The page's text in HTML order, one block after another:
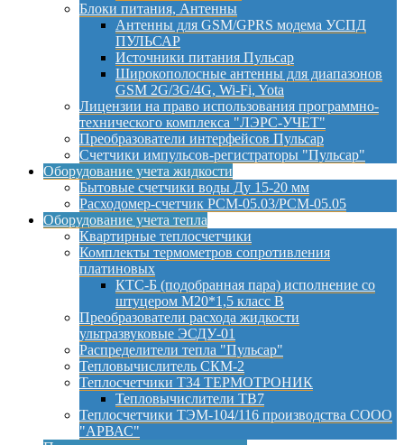
Блоки питания, Антенны
Антенны для GSM/GPRS модема УСПД
ПУЛЬСАР
Источники питания Пульсар
Широкополосные антенны для диапазонов
GSM 2G/3G/4G, Wi-Fi, Yota
Лицензии на право использования программно-
технического комплекса "ЛЭРС-УЧЕТ"
Преобразователи интерфейсов Пульсар
Счетчики импульсов-регистраторы "Пульсар"
Оборудование учета жидкости
Бытовые счетчики воды Ду 15-20 мм
Расходомер-счетчик РСМ-05.03/РСМ-05.05
Оборудование учета тепла
Квартирные теплосчетчики
Комплекты термометров сопротивления
платиновых
КТС-Б (подобранная пара) исполнение со
штуцером М20*1,5 класс B
Преобразователи расхода жидкости
ультразвуковые ЭСДУ-01
Распределители тепла "Пульсар"
Тепловычислитель СКМ-2
Теплосчетчики Т34 ТЕРМОТРОНИК
Тепловычислители ТВ7
Теплосчетчики ТЭМ-104/116 производства СООО
"АРВАС"